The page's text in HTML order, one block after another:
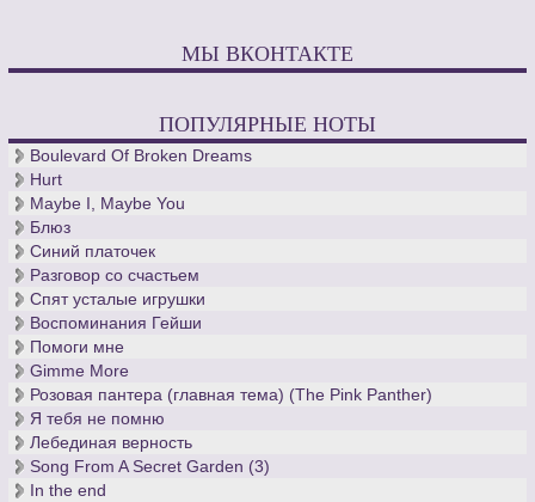
МЫ ВКОНТАКТЕ
ПОПУЛЯРНЫЕ НОТЫ
Boulevard Of Broken Dreams
Hurt
Maybe I, Maybe You
Блюз
Синий платочек
Разговор со счастьем
Спят усталые игрушки
Воспоминания Гейши
Помоги мне
Gimme More
Розовая пантера (главная тема) (The Pink Panther)
Я тебя не помню
Лебединая верность
Song From A Secret Garden (3)
In the end